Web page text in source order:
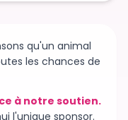
qu'un animal
les chances de
à notre soutien.
l'unique sponsor.